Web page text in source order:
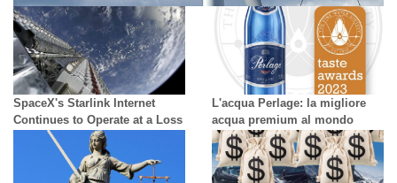
to the green economy
SpaceX's Starlink Internet
Continues to Operate at a Loss
L'acqua Perlage: la migliore
acqua premium al mondo